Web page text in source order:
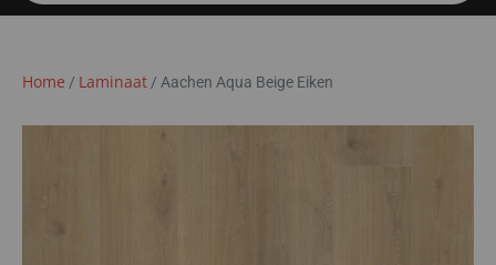
Home / Laminaat / Aachen Aqua Beige Eiken